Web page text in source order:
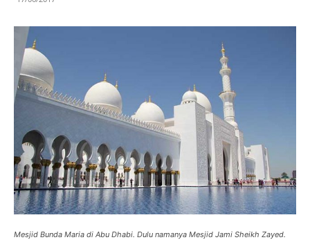
Mesjid Bunda Maria di Abu Dhabi. Dulu namanya Mesjid Jami Sheikh Zayed.